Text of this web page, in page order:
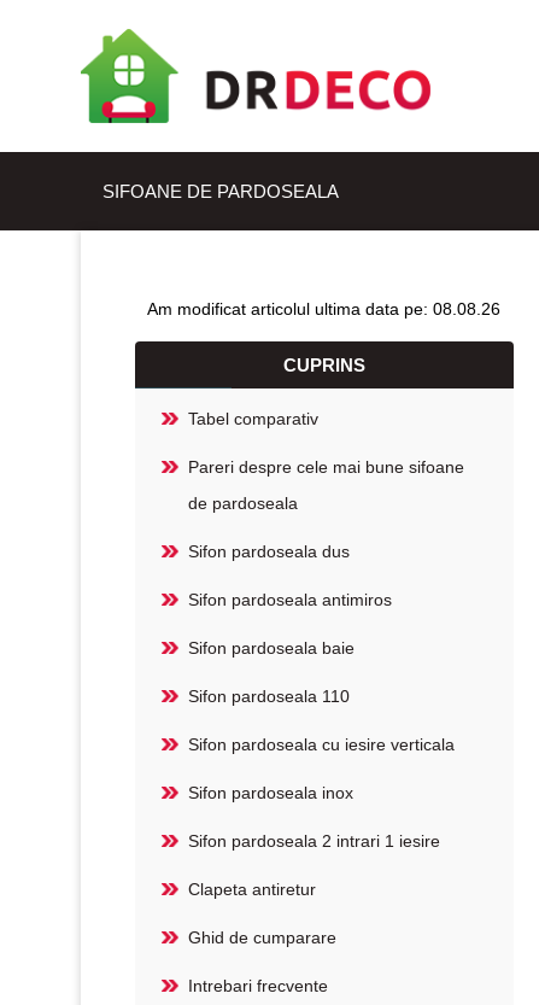
SIFOANE DE PARDOSEALA
Am modificat articolul ultima data pe: 08.08.26
CUPRINS
Tabel comparativ
Pareri despre cele mai bune sifoane
de pardoseala
Sifon pardoseala dus
Sifon pardoseala antimiros
Sifon pardoseala baie
Sifon pardoseala 110
Sifon pardoseala cu iesire verticala
Sifon pardoseala inox
Sifon pardoseala 2 intrari 1 iesire
Clapeta antiretur
Ghid de cumparare
Intrebari frecvente